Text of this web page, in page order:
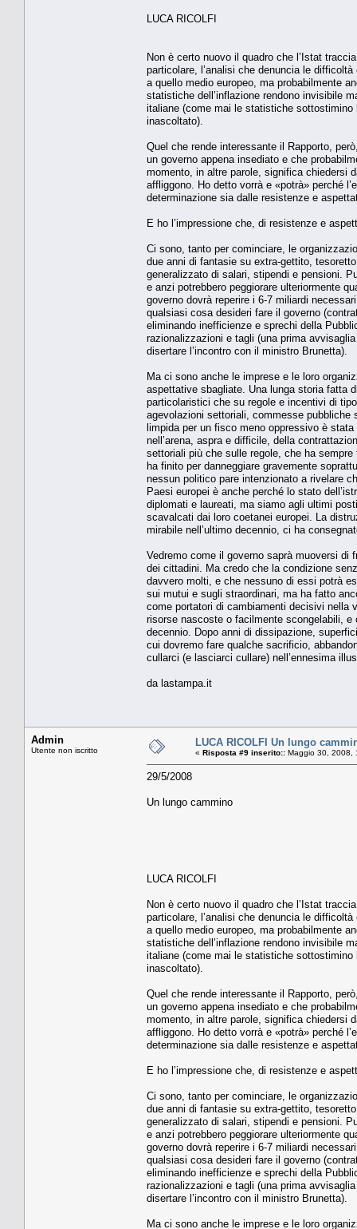
LUCA RICOLFI
Non è certo nuovo il quadro che l’Istat
particolare, l’analisi che denuncia le
a quello medio europeo, ma probabilmente
statistiche dell’inflazione rendono invisibile
italiane (come mai le statistiche sottostimino
inascoltato).
Quel che rende interessante il Rapporto,
un governo appena insediato e che
momento, in altre parole, significa chiedersi
affliggono. Ho detto vorrà e «potrà» perché
determinazione sia dalle resistenze e
E ho l’impressione che, di resistenze e
Ci sono, tanto per cominciare, le
due anni di fantasie su extra-gettito,
generalizzato di salari, stipendi e pensioni.
e anzi potrebbero peggiorare ulteriormente
governo dovrà reperire i 6-7 miliardi
qualsiasi cosa desideri fare il governo
eliminando inefficienze e sprechi della
razionalizzazioni e tagli (una prima
disertare l’incontro con il ministro Brunetta).
Ma ci sono anche le imprese e le loro
aspettative sbagliate. Una lunga storia fatta
particolaristici che su regole e incentivi di
agevolazioni settoriali, commesse
limpida per un fisco meno oppressivo è
nell’arena, aspra e difficile, della
settoriali più che sulle regole, che ha
ha finito per danneggiare gravemente
nessun politico pare intenzionato a rivelare
Paesi europei è anche perché lo stato
diplomati e laureati, ma siamo agli ultimi
scavalcati dai loro coetanei europei. La
mirabile nell’ultimo decennio, ci ha
Vedremo come il governo saprà muoversi di
dei cittadini. Ma credo che la condizione
davvero molti, e che nessuno di essi potrà
sui mutui e sugli straordinari, ma ha fatto
come portatori di cambiamenti decisivi nella
risorse nascoste o facilmente scongelabili,
decennio. Dopo anni di dissipazione,
cui dovremo fare qualche sacrificio,
cullarci (e lasciarci cullare) nell’ennesima
da lastampa.it
Admin
Utente non iscritto
LUCA RICOLFI Un lungo
« Risposta #9 inserito:: Maggio 30, 2008,
29/5/2008
Un lungo cammino
LUCA RICOLFI
Non è certo nuovo il quadro che l’Istat
particolare, l’analisi che denuncia le
a quello medio europeo, ma probabilmente
statistiche dell’inflazione rendono invisibile
italiane (come mai le statistiche sottostimino
inascoltato).
Quel che rende interessante il Rapporto,
un governo appena insediato e che
momento, in altre parole, significa chiedersi
affliggono. Ho detto vorrà e «potrà» perché
determinazione sia dalle resistenze e
E ho l’impressione che, di resistenze e
Ci sono, tanto per cominciare, le
due anni di fantasie su extra-gettito,
generalizzato di salari, stipendi e pensioni.
e anzi potrebbero peggiorare ulteriormente
governo dovrà reperire i 6-7 miliardi
qualsiasi cosa desideri fare il governo
eliminando inefficienze e sprechi della
razionalizzazioni e tagli (una prima
disertare l’incontro con il ministro Brunetta).
Ma ci sono anche le imprese e le loro